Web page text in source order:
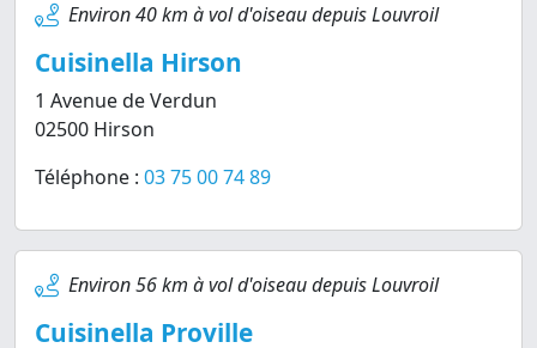
Environ 40 km à vol d'oiseau depuis Louvroil
Cuisinella Hirson
1 Avenue de Verdun
02500 Hirson
Téléphone : 03 75 00 74 89
Environ 56 km à vol d'oiseau depuis Louvroil
Cuisinella Proville